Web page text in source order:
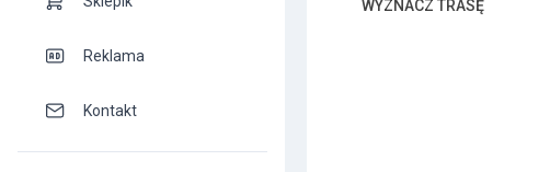
Reklama
Kontakt
WYZNACZ TRASĘ